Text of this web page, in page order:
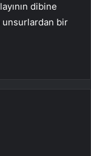
dibine
unsurlardan bir